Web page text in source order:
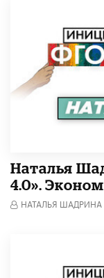
Наталья
4.0».
НАТАЛЬЯ ШАДРИНА